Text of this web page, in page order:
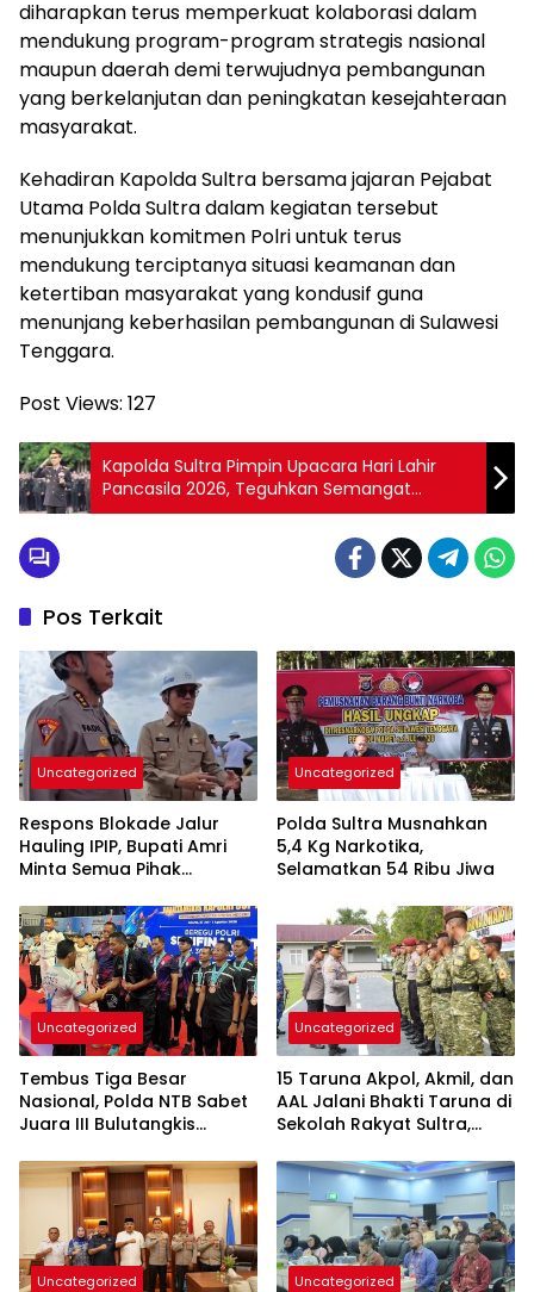
diharapkan terus memperkuat kolaborasi dalam
mendukung program-program strategis nasional
maupun daerah demi terwujudnya pembangunan
yang berkelanjutan dan peningkatan kesejahteraan
masyarakat.
Kehadiran Kapolda Sultra bersama jajaran Pejabat
Utama Polda Sultra dalam kegiatan tersebut
menunjukkan komitmen Polri untuk terus
mendukung terciptanya situasi keamanan dan
ketertiban masyarakat yang kondusif guna
menunjang keberhasilan pembangunan di Sulawesi
Tenggara.
Post Views: 127
Kapolda Sultra Pimpin Upacara Hari Lahir
Pancasila 2026, Teguhkan Semangat
Persatuan dan Perdamaian
Pos Terkait
Uncategorized
Respons Blokade Jalur
Hauling IPIP, Bupati Amri
Minta Semua Pihak
Kepastian Hukum
Uncategorized
Polda Sultra Musnahkan
5,4 Kg Narkotika,
Selamatkan 54 Ribu Jiwa
Uncategorized
Tembus Tiga Besar
Nasional, Polda NTB Sabet
Juara III Bulutangkis
Uncategorized
15 Taruna Akpol, Akmil, dan
AAL Jalani Bhakti Taruna di
Sekolah Rakyat Sultra,
Nasionalisme
Uncategorized Uncategorized